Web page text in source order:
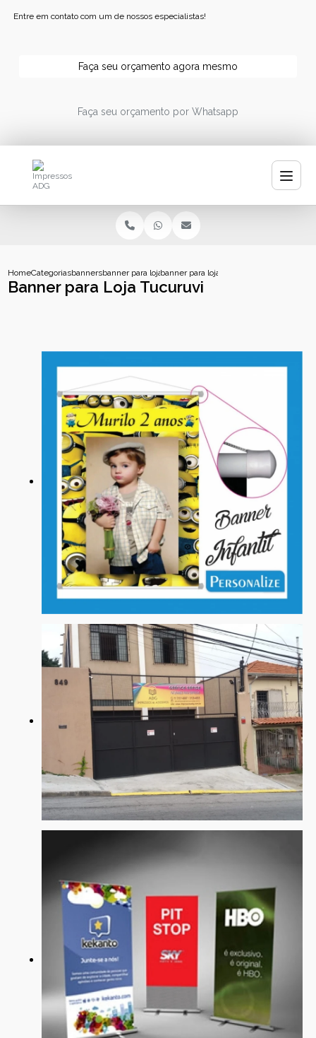
Entre em contato com um de nossos especialistas!
Faça seu orçamento agora mesmo
Faça seu orçamento por Whatsapp
HomeCategoriasbannersbanner para lojabanner para loja tucuruvi
Banner para Loja Tucuruvi